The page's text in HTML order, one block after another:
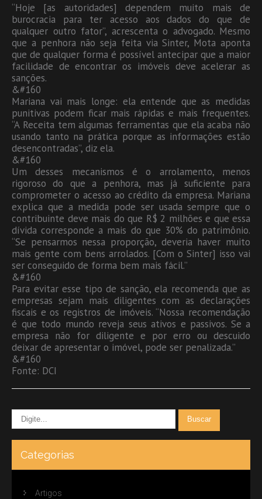
“Hoje [as autoridades] dependem muito mais de
burocracia para ter acesso aos dados do que de
qualquer outro fator”, acrescenta o advogado. Mesmo
que a penhora não seja feita via Sinter, Mota aponta
que de qualquer forma é possível antecipar que a maior
facilidade de encontrar os imóveis deve acelerar as
sanções.
&#160
Mariana vai mais longe: ela entende que as medidas
punitivas podem ficar mais rápidas e mais frequentes.
“A Receita tem algumas ferramentas que ela acaba não
usando tanto na prática porque as informações estão
desencontradas”, diz ela.
&#160
Um desses mecanismos é o arrolamento, menos
rigoroso do que a penhora, mas já suficiente para
comprometer o acesso ao crédito da empresa. Mariana
explica que a medida pode ser usada sempre que o
contribuinte deve mais do que R$ 2 milhões e que essa
dívida corresponde a mais do que 30% do patrimônio.
“Se pensarmos nessa proporção, deveria haver muito
mais gente com bens arrolados. [Com o Sinter] isso vai
ser conseguido de forma bem mais fácil.”
&#160
Para evitar esse tipo de sanção, ela recomenda que as
empresas sejam mais diligentes com as declarações
fiscais e os registros de imóveis. “Nossa recomendação
é que todo mundo reveja seus ativos e passivos. Se a
empresa não for diligente e por erro ou descuido
deixar de apresentar o imóvel, pode ser penalizada.”
&#160
Fonte: DCI
Categorias
Artigos